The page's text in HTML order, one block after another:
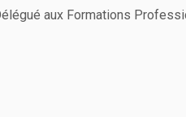
aux Formations